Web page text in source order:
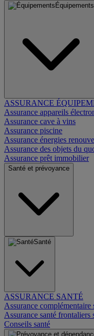
Équipements
ASSURANCE
Assurance appareils
Assurance cave à vins
Assurance piscine
Assurance énergies
Assurance des objets du
Assurance prêt immobilier
Santé et prévoyance
Santé
ASSURANCE SANTÉ
Assurance complémentaire
Assurance santé frontaliers
Conseils santé